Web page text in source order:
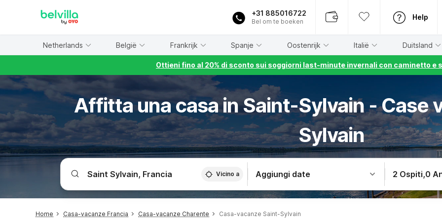
+31 885016722
Bel om te boeken
Help
Netherlands België Frankrijk Spanje Oostenrijk Italië Duitsland
Ottieni fino al 20% di sconto sui soggiorni last-minute invernali con caminetto e
Affitta una casa in Saint-Sylvain - Case
Sylvain
Vicino a Aggiungi date 2 Ospiti,0
Home Casa-vacanze Francia Casa-vacanze Charente Casa-vacanze Saint-Sylvain